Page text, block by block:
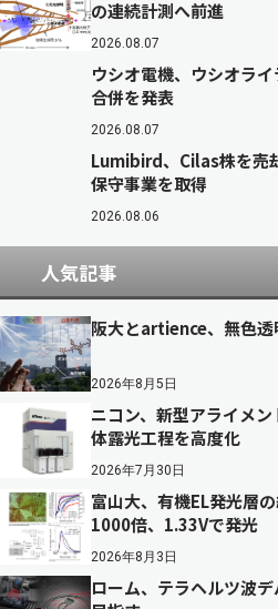
の連続計測へ前進
2026.08.07
ウシオ電機、ウシオラ
合併を発表
2026.08.07
Lumibird、Cilas株を売
保守事業を取得
2026.08.06
人気記事
阪大とartience、無色
2026年8月5日
ニコン、新型アライメ
体露光工程を高度化
2026年7月30日
富山大、有機EL発光層
1000倍、1.33Vで発光
2026年8月3日
ローム、テラヘルツ波